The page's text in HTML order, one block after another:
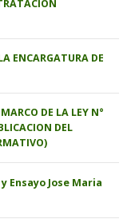
ENCARGATURA DE
DE LA LEY N°
DEL
Ensayo Jose Maria